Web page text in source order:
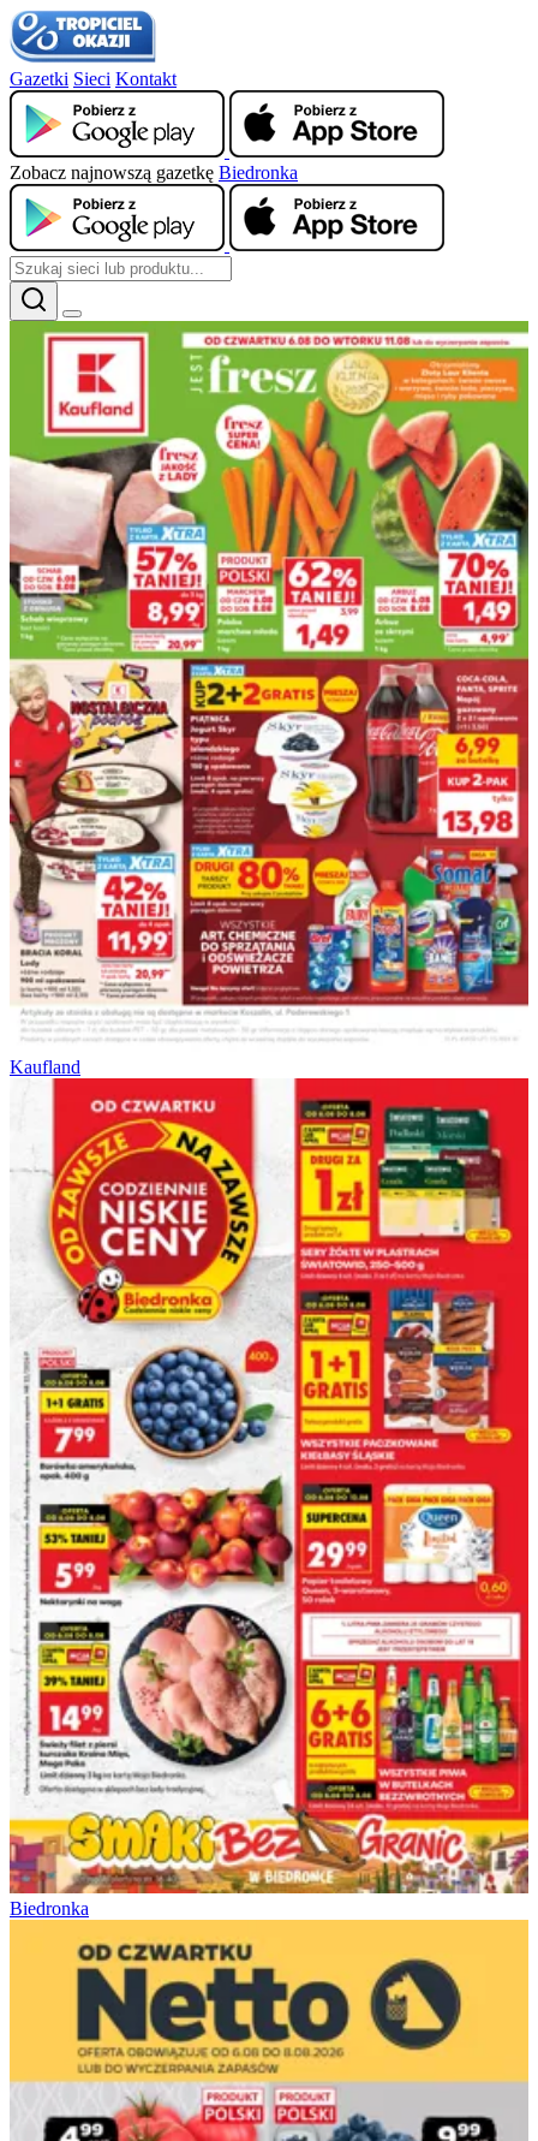
Gazetki Sieci Kontakt
Zobacz najnowszą gazetkę Biedronka
Kaufland
Biedronka